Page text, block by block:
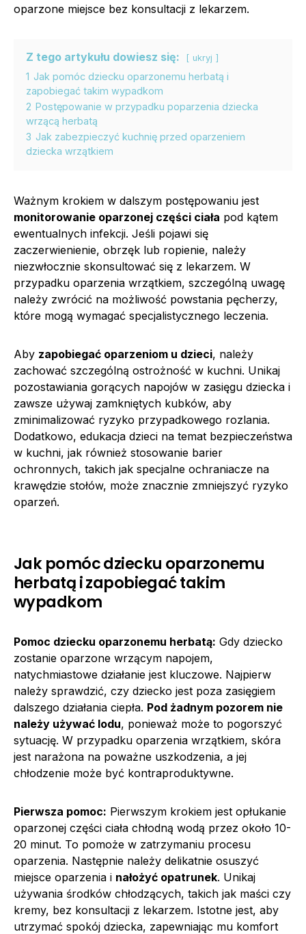
oparzone miejsce bez konsultacji z lekarzem.
Z tego artykułu dowiesz się: ukryj
1 Jak pomóc dziecku oparzonemu herbatą i
zapobiegać takim wypadkom
2 Postępowanie w przypadku poparzenia dziecka
wrzącą herbatą
3 Jak zabezpieczyć kuchnię przed oparzeniem
dziecka wrzątkiem
Ważnym krokiem w dalszym postępowaniu jest
monitorowanie oparzonej części ciała pod kątem
ewentualnych infekcji. Jeśli pojawi się
zaczerwienienie, obrzęk lub ropienie, należy
niezwłocznie skonsultować się z lekarzem. W
przypadku oparzenia wrzątkiem, szczególną uwagę
należy zwrócić na możliwość powstania pęcherzy,
które mogą wymagać specjalistycznego leczenia.
Aby zapobiegać oparzeniom u dzieci, należy
zachować szczególną ostrożność w kuchni. Unikaj
pozostawiania gorących napojów w zasięgu dziecka i
zawsze używaj zamkniętych kubków, aby
zminimalizować ryzyko przypadkowego rozlania.
Dodatkowo, edukacja dzieci na temat bezpieczeństwa
w kuchni, jak również stosowanie barier
ochronnych, takich jak specjalne ochraniacze na
krawędzie stołów, może znacznie zmniejszyć ryzyko
oparzeń.
Jak pomóc dziecku oparzonemu
herbatą i zapobiegać takim
wypadkom
Pomoc dziecku oparzonemu herbatą: Gdy dziecko
zostanie oparzone wrzącym napojem,
natychmiastowe działanie jest kluczowe. Najpierw
należy sprawdzić, czy dziecko jest poza zasięgiem
dalszego działania ciepła. Pod żadnym pozorem nie
należy używać lodu, ponieważ może to pogorszyć
sytuację. W przypadku oparzenia wrzątkiem, skóra
jest narażona na poważne uszkodzenia, a jej
chłodzenie może być kontraproduktywne.
Pierwsza pomoc: Pierwszym krokiem jest opłukanie
oparzonej części ciała chłodną wodą przez około 10-
20 minut. To pomoże w zatrzymaniu procesu
oparzenia. Następnie należy delikatnie osuszyć
miejsce oparzenia i nałożyć opatrunek. Unikaj
używania środków chłodzących, takich jak maści czy
kremy, bez konsultacji z lekarzem. Istotne jest, aby
utrzymać spokój dziecka, zapewniając mu komfort